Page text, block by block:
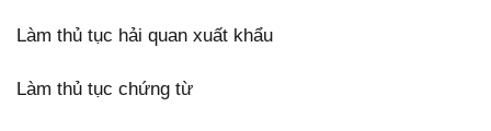
Làm thủ tục hải quan xuất khẩu
Làm thủ tục chứng từ